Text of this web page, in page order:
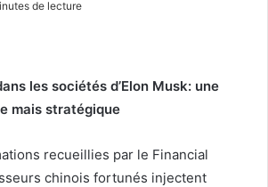
de lecture
les sociétés d’Elon Musk: une
mais stratégique
recueillies par le Financial
chinois fortunés injectent